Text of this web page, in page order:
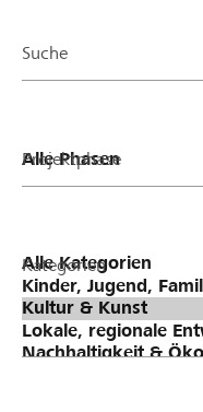
Suche
Projektphase
Kategorien